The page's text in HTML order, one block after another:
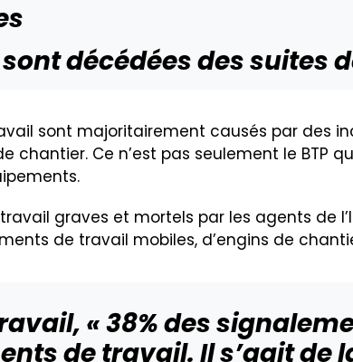
décédées des suites
sont majoritairement causés par des
chantier. Ce n’est pas seulement le BTP
graves et mortels par les agents de
de travail mobiles, d’engins de
« 38% des
de travail. Il s’agit de